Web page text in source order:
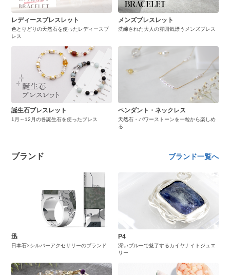
レディースブレスレット
色とりどりの天然石を使ったレディースブ
レス
メンズブレスレット
洗練された大人の雰囲気漂うメンズブレス
誕生石ブレスレット
1月～12月の各誕生石を使ったブレス
ペンダント・ネックレス
天然石・パワーストーンを一粒から楽しめ
る
ブランド ブランド一覧へ
迅
日本石×シルバーアクセサリーのブランド
P4
深いブルーで魅了するカイヤナイトジュエ
リー